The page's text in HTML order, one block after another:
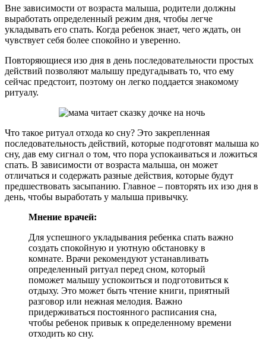
Вне зависимости от возраста малыша, родители должны
выработать определенный режим дня, чтобы легче
укладывать его спать. Когда ребенок знает, чего ждать, он
чувствует себя более спокойно и уверенно.
Повторяющиеся изо дня в день последовательности простых
действий позволяют малышу предугадывать то, что ему
сейчас предстоит, поэтому он легко поддается знакомому
ритуалу.
Что такое ритуал отхода ко сну? Это закрепленная
последовательность действий, которые подготовят малыша ко
сну, дав ему сигнал о том, что пора успокаиваться и ложиться
спать. В зависимости от возраста малыша, он может
отличаться и содержать разные действия, которые будут
предшествовать засыпанию. Главное – повторять их изо дня в
день, чтобы выработать у малыша привычку.
Мнение врачей:
Для успешного укладывания ребенка спать важно
создать спокойную и уютную обстановку в
комнате. Врачи рекомендуют устанавливать
определенный ритуал перед сном, который
поможет малышу успокоиться и подготовиться к
отдыху. Это может быть чтение книги, приятный
разговор или нежная мелодия. Важно
придерживаться постоянного расписания сна,
чтобы ребенок привык к определенному времени
отходить ко сну.